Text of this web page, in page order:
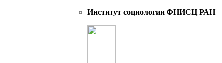
Институт социологии ФНИСЦ РАН